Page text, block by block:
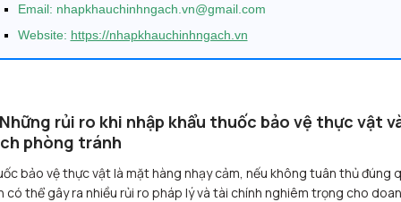
Email: nhapkhauchinhngach.vn@gmail.com
Website: https://nhapkhauchinhngach.vn
rủi ro khi nhập khẩu thuốc bảo vệ thực vật
phòng tránh
bảo vệ thực vật là mặt hàng nhạy cảm, nếu không tuân thủ đúng
có thể gây ra nhiều rủi ro pháp lý và tài chính nghiêm trọng cho